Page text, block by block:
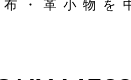
布・革小物